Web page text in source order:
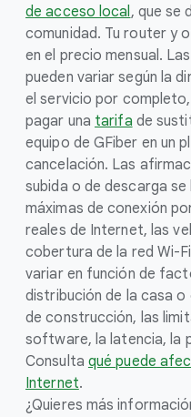
de acceso local, que se
comunidad. Tu router y
en el precio mensual.
pueden variar según la
el servicio por
pagar una tarifa de
equipo de GFiber en un
cancelación. Las
subida o de descarga
máximas de conexión
reales de Internet, las
cobertura de la red Wi-
variar en función de
distribución de la casa
de construcción, las
software, la latencia, la
Consulta qué puede
Internet.
¿Quieres más